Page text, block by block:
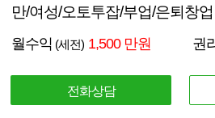
만/여성/오토투잡/부업/은퇴창업
월수익 (세전) 1,500 만원 권
전화상담